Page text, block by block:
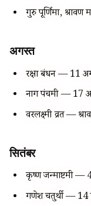
गुरु पूर्णिमा,
अगस्त
रक्षा बंधन — 11
नाग पंचमी — 17
वरलक्ष्मी व्रत —
सितंबर
कृष्ण जन्माष्टमी —
गणेश चतुर्थी — 14